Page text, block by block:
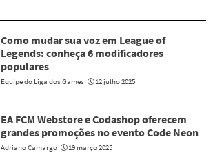
Como mudar sua voz em League of
Legends: conheça 6 modificadores
populares
Equipe do Liga dos Games 12 julho 2025
EA FCM Webstore e Codashop oferecem
grandes promoções no evento Code Neon
Adriano Camargo 19 março 2025